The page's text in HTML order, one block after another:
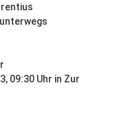
09:30 Uhr in Zur